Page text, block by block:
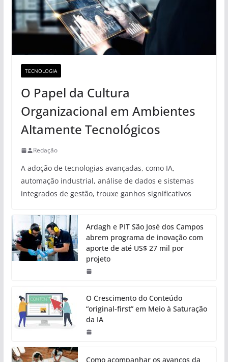
TECNOLOGIA
O Papel da Cultura
Organizacional em Ambientes
Altamente Tecnológicos
Redação
A adoção de tecnologias avançadas, como IA,
automação industrial, análise de dados e sistemas
integrados de gestão, trouxe ganhos significativos
Ardagh e PIT São José dos Campos
abrem programa de inovação com
aporte de até US$ 27 mil por
projeto
O Crescimento do Conteúdo
“original-first” em Meio à Saturação
da IA
Como acompanhar os avanços da